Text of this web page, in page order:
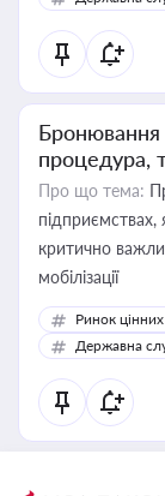
Бронювання
процедура,
Про що тема:
підприємствах,
критично
мобілізації
Ринок
Державна